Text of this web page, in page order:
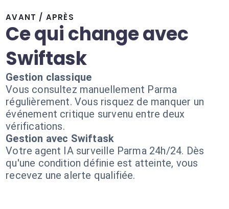
AVANT / APRÈS
Ce qui change avec
Swiftask
Gestion classique
Vous consultez manuellement Parma
régulièrement. Vous risquez de manquer un
événement critique survenu entre deux
vérifications.
Gestion avec Swiftask
Votre agent IA surveille Parma 24h/24. Dès
qu'une condition définie est atteinte, vous
recevez une alerte qualifiée.